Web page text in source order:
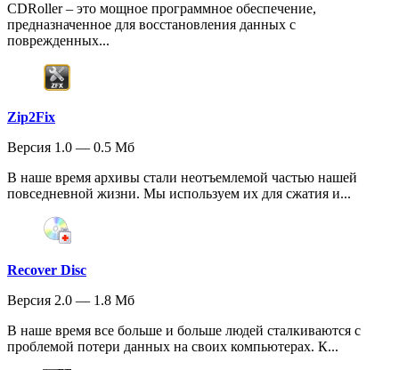
CDRoller – это мощное программное обеспечение,
предназначенное для восстановления данных с
поврежденных...
Zip2Fix
Версия 1.0 — 0.5 Мб
В наше время архивы стали неотъемлемой частью нашей
повседневной жизни. Мы используем их для сжатия и...
Recover Disc
Версия 2.0 — 1.8 Мб
В наше время все больше и больше людей сталкиваются с
проблемой потери данных на своих компьютерах. К...